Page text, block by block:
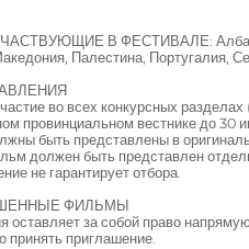
В ФЕСТИВАЛЕ: Албания,
Палестина, Португалия,
во всех конкурсных
провинциальном вестнике до 30
быть представлены в
должен быть представлен
не гарантирует отбора.
ФИЛЬМЫ
оставляет за собой право
принять приглашение.